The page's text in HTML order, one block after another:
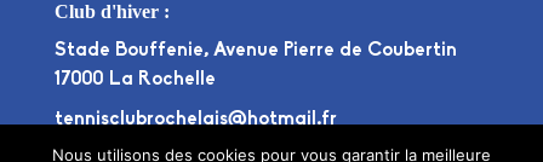
Club d'hiver :
Stade Bouffenie, Avenue Pierre de Coubertin
17000 La Rochelle
tennisclubrochelais@hotmail.fr
+33975693788OU+33781833289
Nous utilisons des cookies pour vous garantir la meilleure